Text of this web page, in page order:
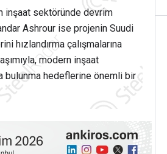
inşaat sektöründe devrim
Ashrour ise projenin Suudi
hızlandırma çalışmalarına
modern inşaat
bulunma hedeflerine önemli bir